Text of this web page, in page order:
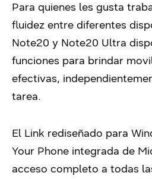
Para quienes les gusta
fluidez entre diferentes
Note20 y Note20 Ultra
funciones para brindar
efectivas,
tarea.
El Link rediseñado para
Your Phone integrada de
acceso completo a todas